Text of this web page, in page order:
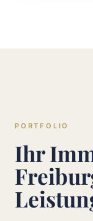
PORTFOLIO
Ihr